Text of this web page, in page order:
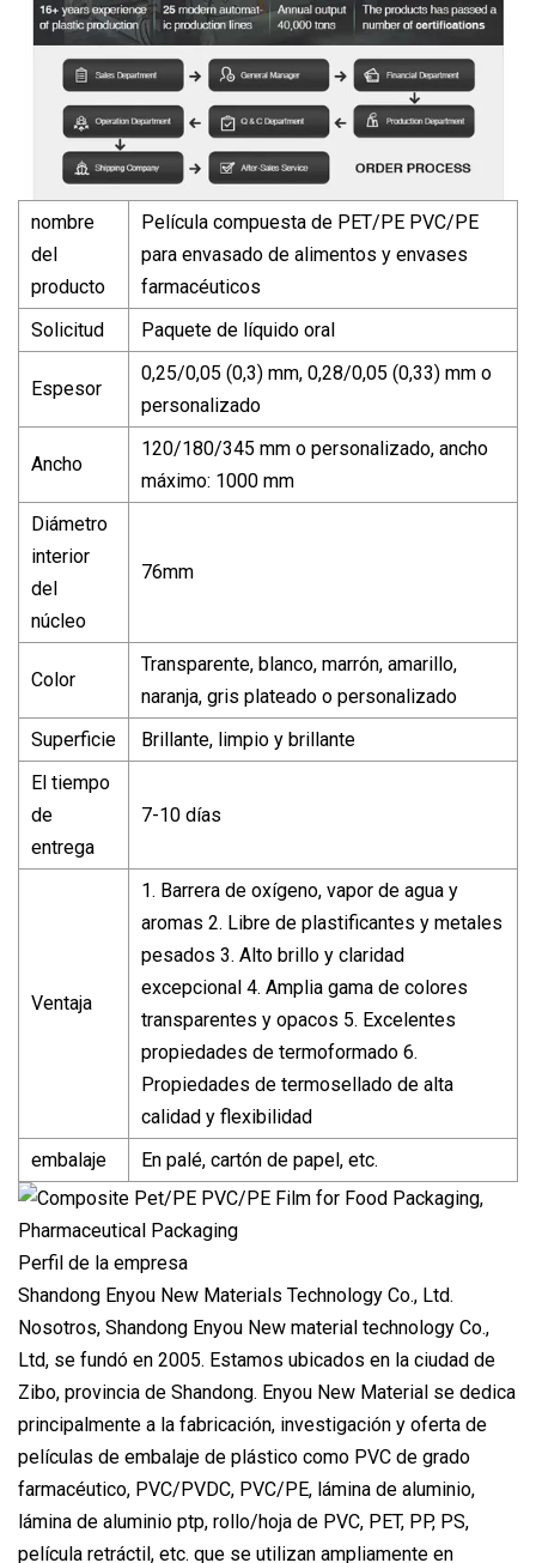
nombre
del
producto
Película compuesta de PET/PE PVC/PE
para envasado de alimentos y envases
farmacéuticos
Solicitud
Paquete de líquido oral
Espesor
0,25/0,05 (0,3) mm, 0,28/0,05 (0,33) mm o
personalizado
Ancho
120/180/345 mm o personalizado, ancho
máximo: 1000 mm
Diámetro
interior
del
núcleo
76mm
Color
Transparente, blanco, marrón, amarillo,
naranja, gris plateado o personalizado
Superficie
Brillante, limpio y brillante
El tiempo
de
entrega
7-10 días
Ventaja
1. Barrera de oxígeno, vapor de agua y
aromas 2. Libre de plastificantes y metales
pesados ​​3. Alto brillo y claridad
excepcional 4. Amplia gama de colores
transparentes y opacos 5. Excelentes
propiedades de termoformado 6.
Propiedades de termosellado de alta
calidad y flexibilidad
embalaje
En palé, cartón de papel, etc.
Perfil de la empresa
Shandong Enyou New Materials Technology Co., Ltd.
Nosotros, Shandong Enyou New material technology Co.,
Ltd, se fundó en 2005. Estamos ubicados en la ciudad de
Zibo, provincia de Shandong. Enyou New Material se dedica
principalmente a la fabricación, investigación y oferta de
películas de embalaje de plástico como PVC de grado
farmacéutico, PVC/PVDC, PVC/PE, lámina de aluminio,
lámina de aluminio ptp, rollo/hoja de PVC, PET, PP, PS,
película retráctil, etc. que se utilizan ampliamente en